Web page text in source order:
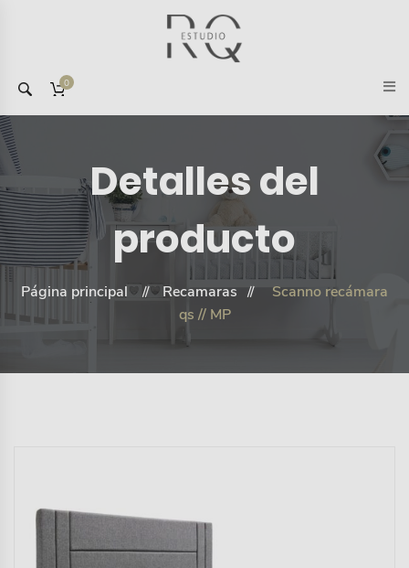
0
Detalles del
producto
Página principal Recamaras
Scanno recámara
qs // MP